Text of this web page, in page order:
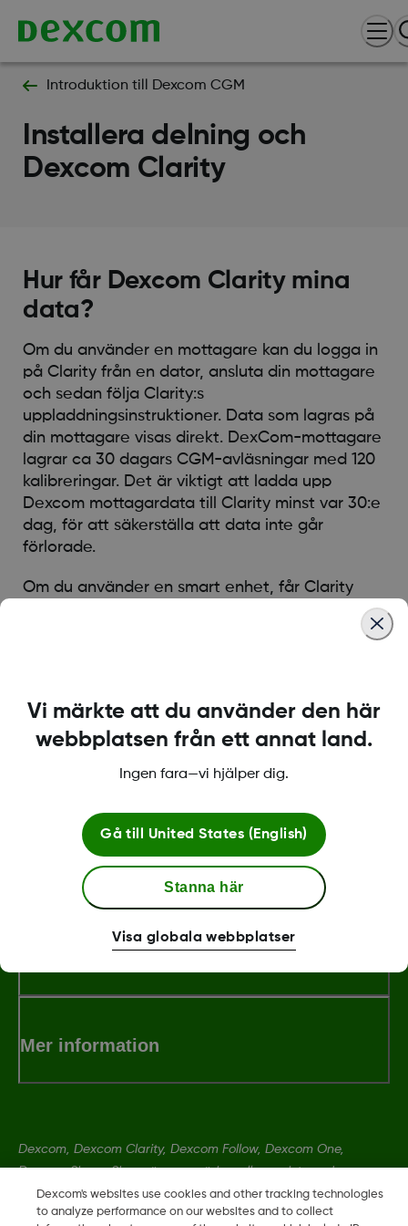
Introduktion till Dexcom CGM
Installera delning och
Dexcom Clarity
Hur får Dexcom Clarity mina
data?
Om du använder en mottagare kan du logga in
på Clarity från en dator, ansluta din mottagare
och sedan följa Clarity:s
uppladdningsinstruktioner. Data som lagras på
din mottagare visas direkt. DexCom-mottagare
lagrar ca 30 dagars CGM-avläsningar med 120
kalibreringar. Det är viktigt att ladda upp
Dexcom mottagardata till Clarity minst var 30:e
dag, för att säkerställa att data inte går
förlorade.
Om du använder en smart enhet, får Clarity
dina data automatiskt från molnet, och dessa
visas i Clarity ca 3 timmar senare. Detta innebär
Was this article helpful?
LBL014350 Rev 004
Mer information
Dexcom, Dexcom Clarity, Dexcom Follow, Dexcom One,
Dexcom Share, Share är varumärken eller registrerade
varumärken i USA och kan vara det i andra länder.
Dexcom's websites use cookies and other tracking technologies
to analyze performance on our websites and to collect
Vi märkte att du använder den här
webbplatsen från ett annat land.
Ingen fara—vi hjälper dig.
Gå till United States (English)
Stanna här
Visa globala webbplatser